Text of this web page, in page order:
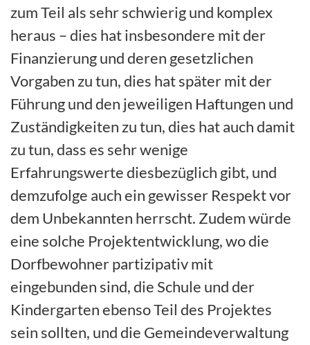
zum Teil als sehr schwierig und komplex
heraus – dies hat insbesondere mit der
Finanzierung und deren gesetzlichen
Vorgaben zu tun, dies hat später mit der
Führung und den jeweiligen Haftungen und
Zuständigkeiten zu tun, dies hat auch damit
zu tun, dass es sehr wenige
Erfahrungswerte diesbezüglich gibt, und
demzufolge auch ein gewisser Respekt vor
dem Unbekannten herrscht. Zudem würde
eine solche Projektentwicklung, wo die
Dorfbewohner partizipativ mit
eingebunden sind, die Schule und der
Kindergarten ebenso Teil des Projektes
sein sollten, und die Gemeindeverwaltung